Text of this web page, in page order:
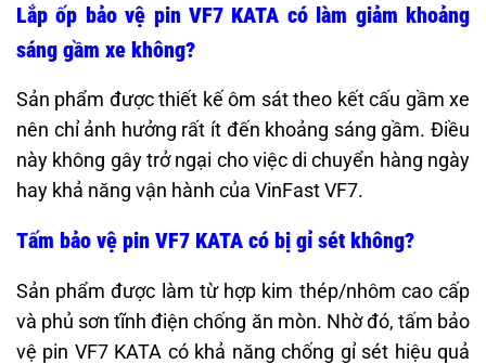
Lắp ốp bảo vệ pin VF7 KATA có làm giảm khoảng
sáng gầm xe không?
Sản phẩm được thiết kế ôm sát theo kết cấu gầm xe
nên chỉ ảnh hưởng rất ít đến khoảng sáng gầm. Điều
này không gây trở ngại cho việc di chuyển hàng ngày
hay khả năng vận hành của VinFast VF7.
Tấm bảo vệ pin VF7 KATA có bị gỉ sét không?
Sản phẩm được làm từ hợp kim thép/nhôm cao cấp
và phủ sơn tĩnh điện chống ăn mòn. Nhờ đó, tấm bảo
vệ pin VF7 KATA có khả năng chống gỉ sét hiệu quả